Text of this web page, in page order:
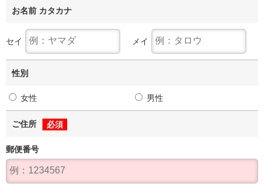
お名前 カタカナ
セイ メイ
性別
女性 男性
ご住所 必須
郵便番号